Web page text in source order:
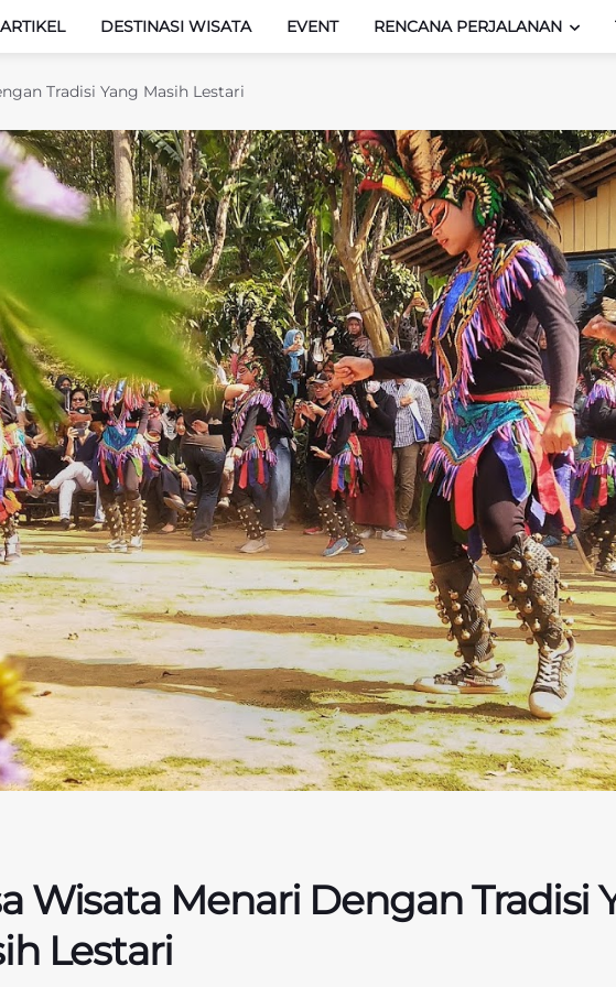
ARTIKEL DESTINASI WISATA EVENT RENCANA PERJALANAN
Tradisi Yang Masih Lestari
Wisata Menari Dengan Tradisi
Lestari